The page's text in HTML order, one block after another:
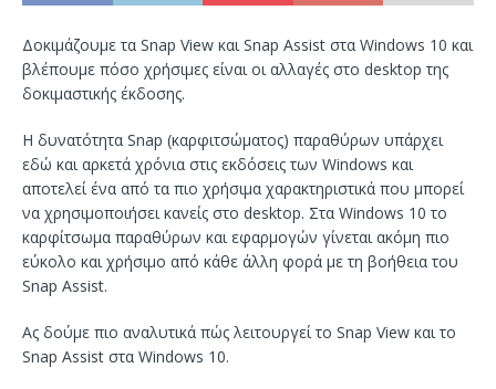
Δοκιμάζουμε τα Snap View και Snap Assist στα Windows 10 και
βλέπουμε πόσο χρήσιμες είναι οι αλλαγές στο desktop της
δοκιμαστικής έκδοσης.
Η δυνατότητα Snap (καρφιτσώματος) παραθύρων υπάρχει
εδώ και αρκετά χρόνια στις εκδόσεις των Windows και
αποτελεί ένα από τα πιο χρήσιμα χαρακτηριστικά που μπορεί
να χρησιμοποιήσει κανείς στο desktop. Στα Windows 10 το
καρφίτσωμα παραθύρων και εφαρμογών γίνεται ακόμη πιο
εύκολο και χρήσιμο από κάθε άλλη φορά με τη βοήθεια του
Snap Assist.
Ας δούμε πιο αναλυτικά πώς λειτουργεί το Snap View και το
Snap Assist στα Windows 10.